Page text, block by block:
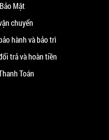
Mật
chuyển
hành và bảo trì
trả và hoàn tiền
Toán